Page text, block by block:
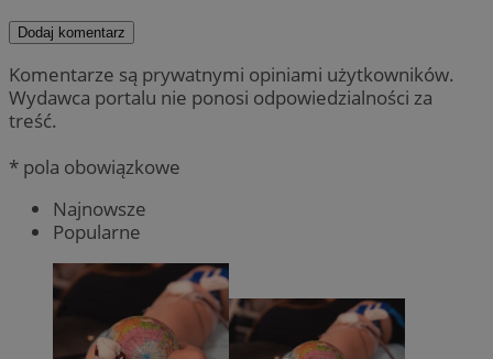
Dodaj komentarz
Komentarze są prywatnymi opiniami użytkowników.
Wydawca portalu nie ponosi odpowiedzialności za
treść.
* pola obowiązkowe
Najnowsze
Popularne